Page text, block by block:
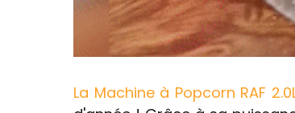
La Machine à Popcorn RAF